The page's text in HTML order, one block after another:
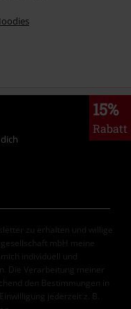
15%
Rabatt
zu erhalten und willige
mbH meine
individuell und
Die Verarbeitung meiner
den Bestimmungen in
jederzeit z. B.